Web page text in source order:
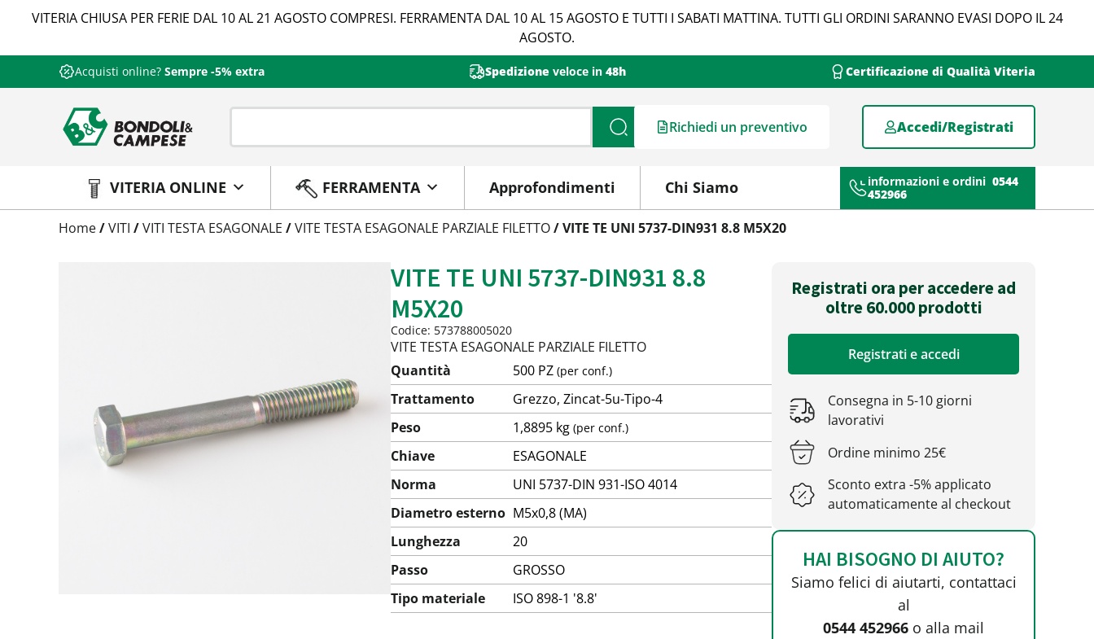
VITERIA CHIUSA PER FERIE DAL 10 AL 21 AGOSTO COMPRESI. FERRAMENTA DAL 10 AL 15 AGOSTO E TUTTI I SABATI MATTINA. TUTTI GLI ORDINI SARANNO EVASI DOPO IL 24
AGOSTO.
Acquisti online? Sempre -5% extra Spedizione veloce in 48h Certificazione di Qualità Viteria
Cerca Richiedi un preventivo Accedi/Registrati
VITERIA ONLINE FERRAMENTA Approfondimenti Chi Siamo informazioni e ordini 0544
452966
Trattamento
(per conf.)
Home/VITI /VITI TESTA ESAGONALE /VITE TESTA ESAGONALE PARZIALE FILETTO/ VITE TE UNI 5737-DIN931 8.8 M5X20
VITE TE UNI 5737-DIN931 8.8
M5X20
Codice: 573788005020
VITE TESTA ESAGONALE PARZIALE FILETTO
Quantità
500 PZ (per conf.)
Trattamento
Grezzo, Zincat-5u-Tipo-4
Peso
1,8895 kg (per conf.)
Chiave
ESAGONALE
Norma
UNI 5737-DIN 931-ISO 4014
Diametro esterno M5x0,8 (MA)
Lunghezza
20
Passo
GROSSO
Tipo materiale
ISO 898-1 '8.8'
Registrati ora per accedere ad
oltre 60.000 prodotti
Registrati e accedi
Consegna in 5-10 giorni
lavorativi
Ordine minimo 25€
Sconto extra -5% applicato
automaticamente al checkout
HAI BISOGNO DI AIUTO?
Siamo felici di aiutarti, contattaci
al
0544 452966 o alla mail